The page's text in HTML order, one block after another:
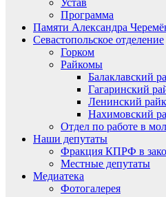
Устав
Программа
Памяти Александра
Севастопольское отделение
Горком
Райкомы
Балаклавский
Гагаринский
Ленинский
Нахимовский
Отдел по работе в
Наши депутаты
Фракция КПРФ в
Местные депутаты
Медиатека
Фотогалерея